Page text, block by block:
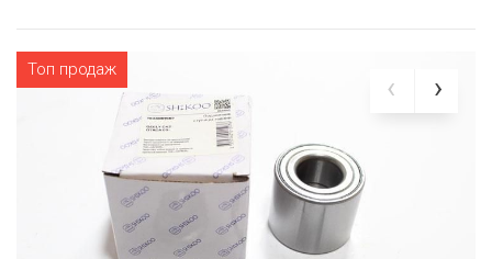
Топ продаж